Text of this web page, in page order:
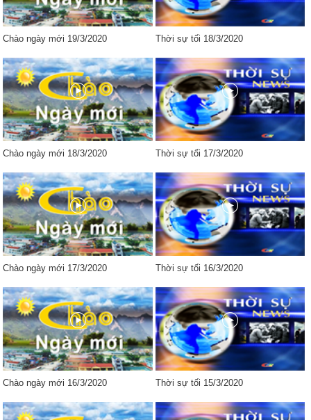
Chào ngày mới 19/3/2020 Thời sự tối 18/3/2020
Chào ngày mới 18/3/2020 Thời sự tối 17/3/2020
Chào ngày mới 17/3/2020 Thời sự tối 16/3/2020
Chào ngày mới 16/3/2020 Thời sự tối 15/3/2020